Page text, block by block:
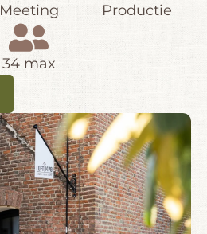
Meeting Productie
34 max